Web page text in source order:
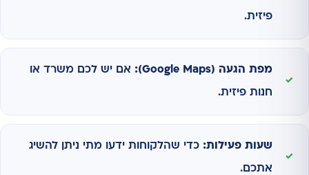
פיזית.
מפת הגעה (Google Maps): אם יש לכם משרד או
חנות פיזית.
שעות פעילות: כדי שהלקוחות ידעו מתי ניתן להשיג
אתכם.